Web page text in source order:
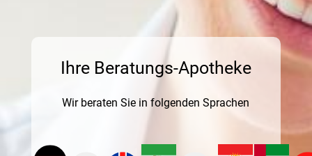
Ihre Beratungs-Apotheke
Wir beraten Sie in folgenden Sprachen